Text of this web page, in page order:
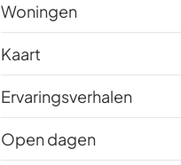
Woningen
Kaart
Ervaringsverhalen
Open dagen